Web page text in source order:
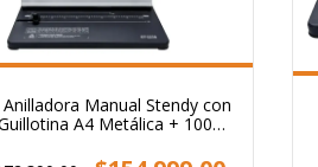
Anilladora Manual Stendy con
A4 Metálica + 100
Espirales